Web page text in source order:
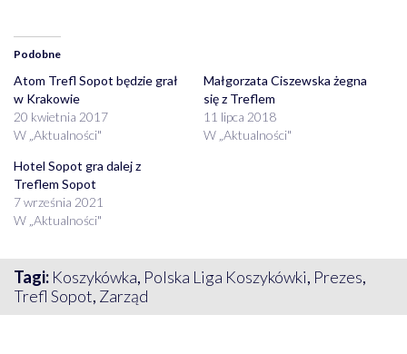
Podobne
Atom Trefl Sopot będzie grał
w Krakowie
20 kwietnia 2017
W „Aktualności"
Małgorzata Ciszewska żegna
się z Treflem
11 lipca 2018
W „Aktualności"
Hotel Sopot gra dalej z
Treflem Sopot
7 września 2021
W „Aktualności"
Tagi: Koszykówka, Polska Liga Koszykówki, Prezes,
Trefl Sopot, Zarząd